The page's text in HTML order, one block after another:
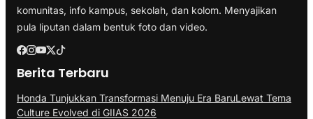
komunitas, info kampus, sekolah, dan kolom. Menyajikan
pula liputan dalam bentuk foto dan video.
Berita Terbaru
Honda Tunjukkan Transformasi Menuju Era BaruLewat Tema
Culture Evolved di GIIAS 2026